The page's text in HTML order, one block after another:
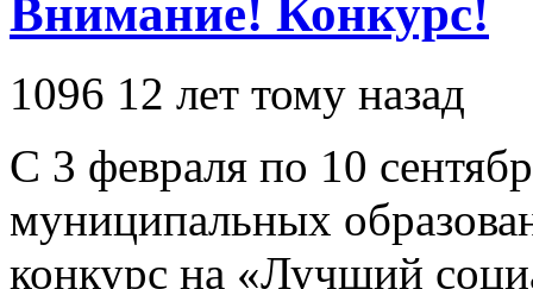
Внимание! Конкурс!
1096 12 лет тому назад
С 3 февраля по 10
муниципальных
конкурс на «Лучший